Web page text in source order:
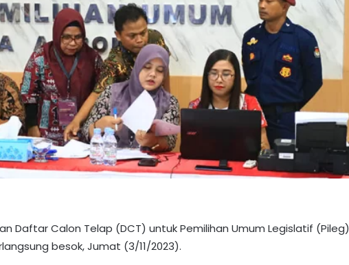
Daftar Calon Telap (DCT) untuk Pemilihan Umum Legislatif (Pileg)
besok, Jumat (3/11/2023).